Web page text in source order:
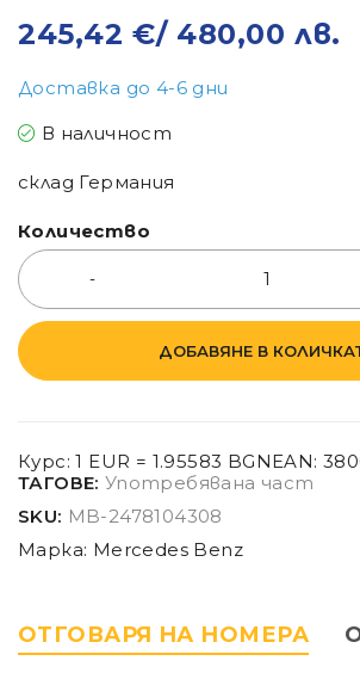
245,42€/ 480,00 лв.
Доставка до 4-6 дни
В наличност
склад Германия
Количество
ДОБАВЯНЕ В
Курс: 1 EUR = 1.95583 BGNEAN:
ТАГОВЕ: Употребявана част
SKU: MB-2478104308
Марка: Mercedes Benz
ОТГОВАРЯ НА НОМЕРА